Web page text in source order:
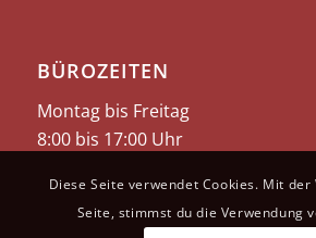
BÜROZEITEN
Montag bis Freitag
8:00 bis 17:00 Uhr
Diese Seite verwendet Cookies. Mit
Seite, stimmst du die Verwendung